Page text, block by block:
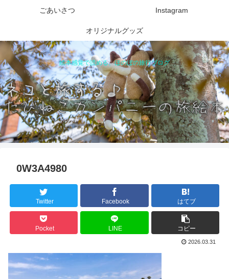
絵本感覚で読める、ほのぼの旅行ブログ
ごあいさつ Instagram
オリジナルグッズ
0W3A4980
Twitter Facebook はてブ
Pocket LINE コピー
2026.03.31